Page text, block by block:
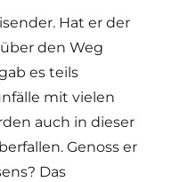
Hat er der
den Weg
es teils
mit vielen
auch in dieser
Genoss er
Das